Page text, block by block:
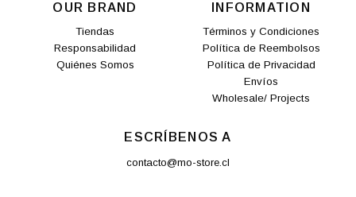
OUR BRAND
Tiendas
Responsabilidad
Quiénes Somos
INFORMATION
Términos y Condiciones
Política de Reembolsos
Política de Privacidad
Envíos
Wholesale/ Projects
ESCRÍBENOS A
contacto@mo-store.cl